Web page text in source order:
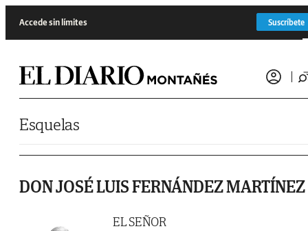
Accede sin límites Suscríbete
Esquelas
DON JOSÉ LUIS FERNÁNDEZ MARTÍNEZ
EL SEÑOR